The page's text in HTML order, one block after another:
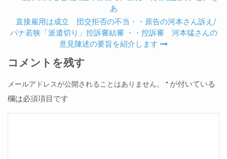
Post navigation
あ
直接雇用は成立 団交拒否の不当・・原告の河本さん訴え/
パナ若狭「派遣切り」控訴審結審 ・・控訴審 河本猛さんの
意見陳述の要旨を紹介します
コメントを残す
メールアドレスが公開されることはありません。 * が付いている
欄は必須項目です